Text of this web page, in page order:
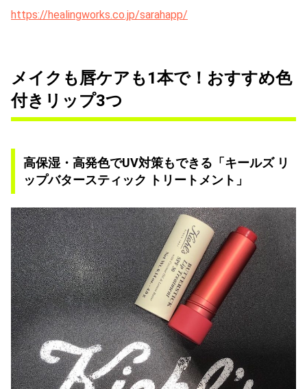
https://healingworks.co.jp/sarahapp/
メイクも唇ケアも1本で！おすすめ色
付きリップ3つ
高保湿・高発色でUV対策もできる「キールズ リ
ップバタースティック トリートメント」